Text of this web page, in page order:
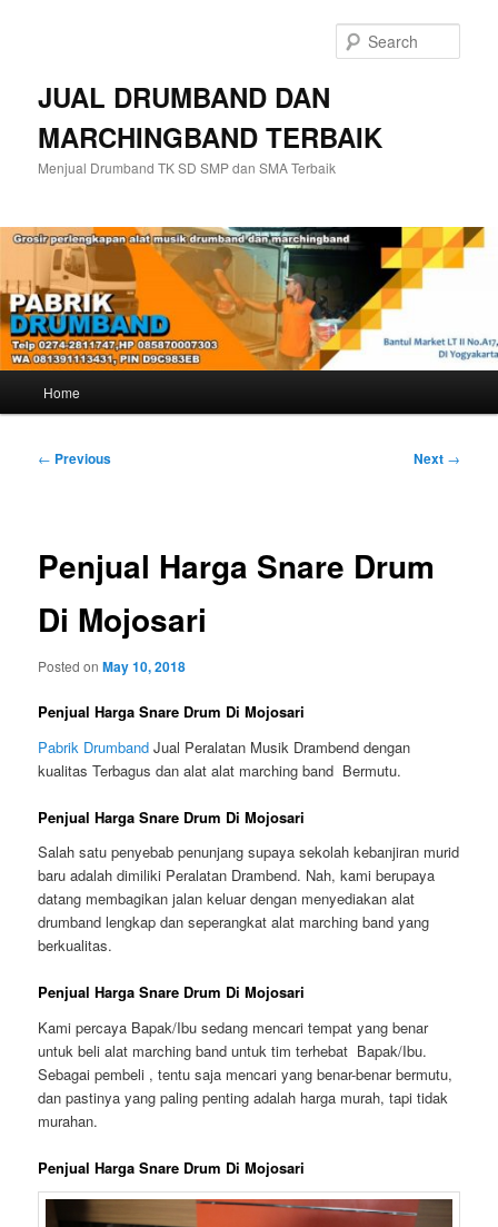
JUAL DRUMBAND DAN
MARCHINGBAND TERBAIK
Menjual Drumband TK SD SMP dan SMA Terbaik
Home
Post
← Previous Next →
Penjual Harga Snare Drum
Di Mojosari
Posted onMay 10, 2018
Penjual Harga Snare Drum Di Mojosari
Pabrik Drumband Jual Peralatan Musik Drambend dengan
kualitas Terbagus dan alat alat marching band Bermutu.
Penjual Harga Snare Drum Di Mojosari
Salah satu penyebab penunjang supaya sekolah kebanjiran murid
baru adalah dimiliki Peralatan Drambend. Nah, kami berupaya
datang membagikan jalan keluar dengan menyediakan alat
drumband lengkap dan seperangkat alat marching band yang
berkualitas.
Penjual Harga Snare Drum Di Mojosari
Kami percaya Bapak/Ibu sedang mencari tempat yang benar
untuk beli alat marching band untuk tim terhebat Bapak/Ibu.
Sebagai pembeli , tentu saja mencari yang benar-benar bermutu,
dan pastinya yang paling penting adalah harga murah, tapi tidak
murahan.
Penjual Harga Snare Drum Di Mojosari